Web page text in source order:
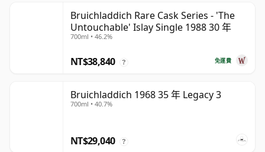
Bruichladdich Rare Cask Series - 'The
Untouchable' Islay Single 1988 30 年
700ml • 46.2%
免運費
NT$38,840 ?
Bruichladdich 1968 35 年 Legacy 3
700ml • 40.7%
NT$29,040 ?